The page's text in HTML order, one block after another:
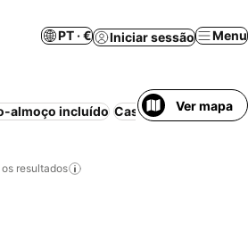
PT · € Iniciar sessão Menu
almoço incluído Casa de hóspedes
Ver mapa
resultados